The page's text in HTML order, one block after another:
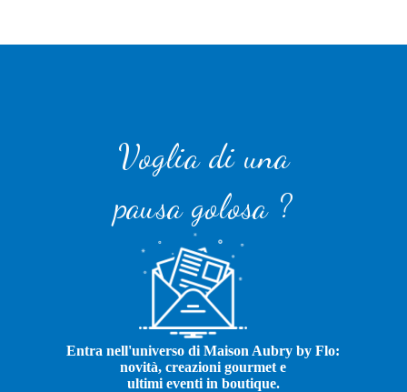
Voglia di una
pausa golosa ?
Entra nell'universo di Maison Aubry by Flo:
novità, creazioni gourmet e
ultimi eventi in boutique.